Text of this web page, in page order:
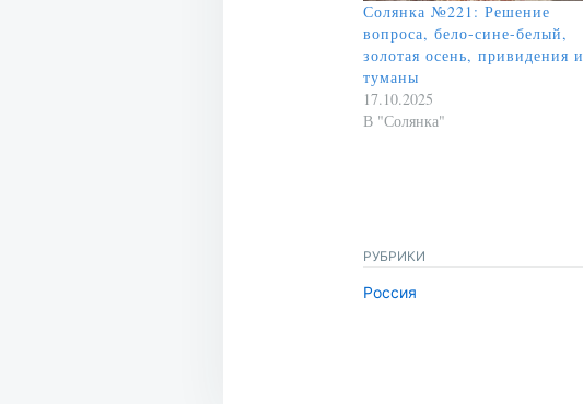
Солянка №221: Решение
вопроса, бело-сине-белый,
золотая осень, привидения и
туманы
17.10.2025
В "Солянка"
РУБРИКИ
Россия